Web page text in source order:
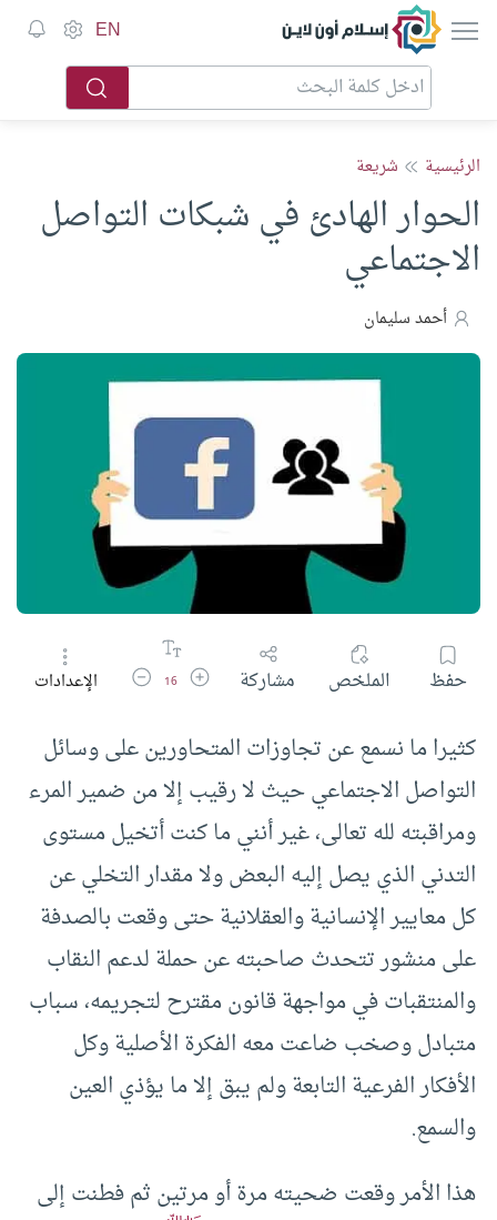
إسلام أون لاين EN
الرئيسية شريعة
الحوار الهادئ في شبكات التواصل
الاجتماعي
أحمد سليمان
حفظ الملخص مشاركة زيادة حجم الخط
16 تقليل حجم الخط
الإعدادات
كثيرا ما نسمع عن تجاوزات المتحاورين على وسائل
التواصل الاجتماعي حيث لا رقيب إلا من ضمير المرء
ومراقبته لله تعالى، غير أنني ما كنت أتخيل مستوى
التدني الذي يصل إليه البعض ولا مقدار التخلي عن
كل معايير الإنسانية والعقلانية حتى وقعت بالصدفة
على منشور تتحدث صاحبته عن حملة لدعم النقاب
والمنتقبات في مواجهة قانون مقترح لتجريمه، سباب
متبادل وصخب ضاعت معه الفكرة الأصلية وكل
الأفكار الفرعية التابعة ولم يبق إلا ما يؤذي العين
والسمع.
هذا الأمر وقعت ضحيته مرة أو مرتين ثم فطنت إلى